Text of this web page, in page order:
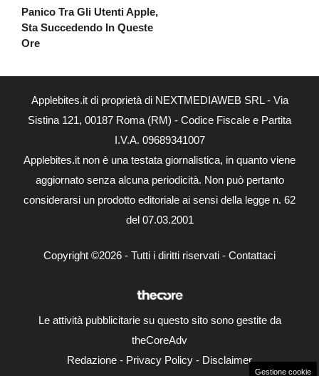
Panico Tra Gli Utenti Apple,
Sta Succedendo In Queste
Ore
Applebites.it di proprietà di NEXTMEDIAWEB SRL - Via
Sistina 121, 00187 Roma (RM) - Codice Fiscale e Partita
I.V.A. 09689341007
Applebites.it non è una testata giornalistica, in quanto viene
aggiornato senza alcuna periodicità. Non può pertanto
considerarsi un prodotto editoriale ai sensi della legge n. 62
del 07.03.2001
Copyright ©2026 - Tutti i diritti riservati - Contattaci
Le attività pubblicitarie su questo sito sono gestite da
theCoreAdv
Redazione - Privacy Policy - Disclaimer
Gestione cookie